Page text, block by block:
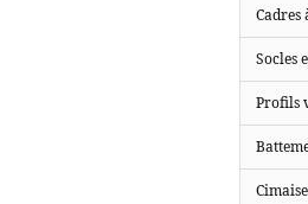
Cadres
Socles
Profils